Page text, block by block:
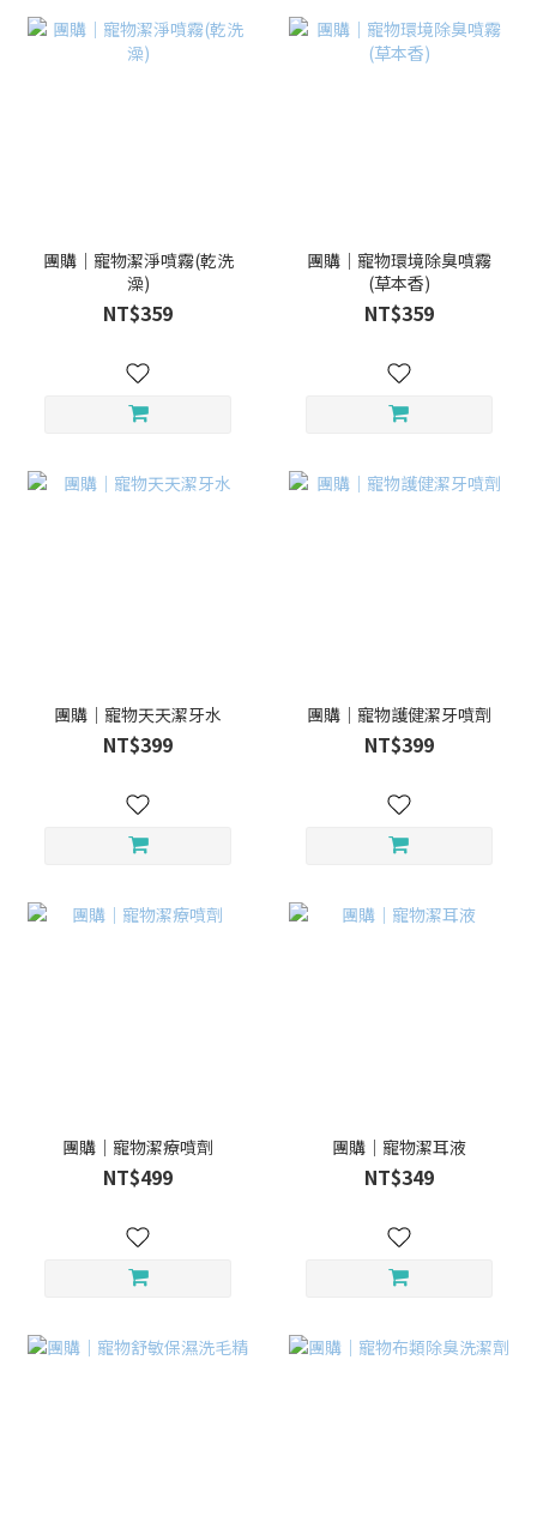
團購｜寵物潔淨噴霧(乾洗
澡)
NT$359
團購｜寵物環境除臭噴霧
(草本香)
NT$359
團購｜寵物天天潔牙水
NT$399
團購｜寵物護健潔牙噴劑
NT$399
團購｜寵物潔療噴劑
NT$499
團購｜寵物潔耳液
NT$349